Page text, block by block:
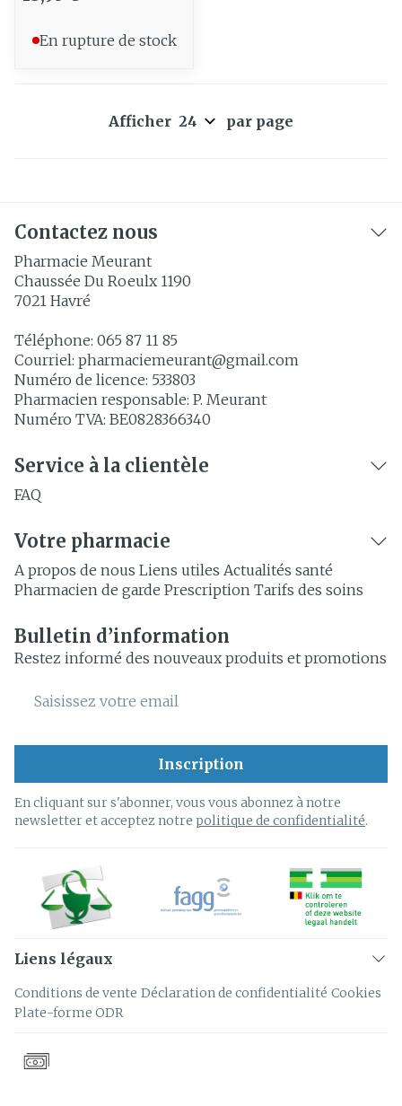
En rupture de stock
Afficher par page
Contactez nous
Pharmacie Meurant
Chaussée Du Roeulx 1190
7021 Havré
Téléphone: 065 87 11 85
Courriel: pharmaciemeurant@gmail.com
Numéro de licence: 533803
Pharmacien responsable: P. Meurant
Numéro TVA: BE0828366340
Service à la clientèle
FAQ
Votre pharmacie
A propos de nous Liens utiles Actualités santé
Pharmacien de garde Prescription Tarifs des soins
Bulletin d’information
Restez informé des nouveaux produits et promotions
Adresse mail
Inscription
En cliquant sur s'abonner, vous vous abonnez à notre
newsletter et acceptez notre politique de confidentialité.
Liens légaux
Conditions de vente Déclaration de confidentialité Cookies
Plate-forme ODR